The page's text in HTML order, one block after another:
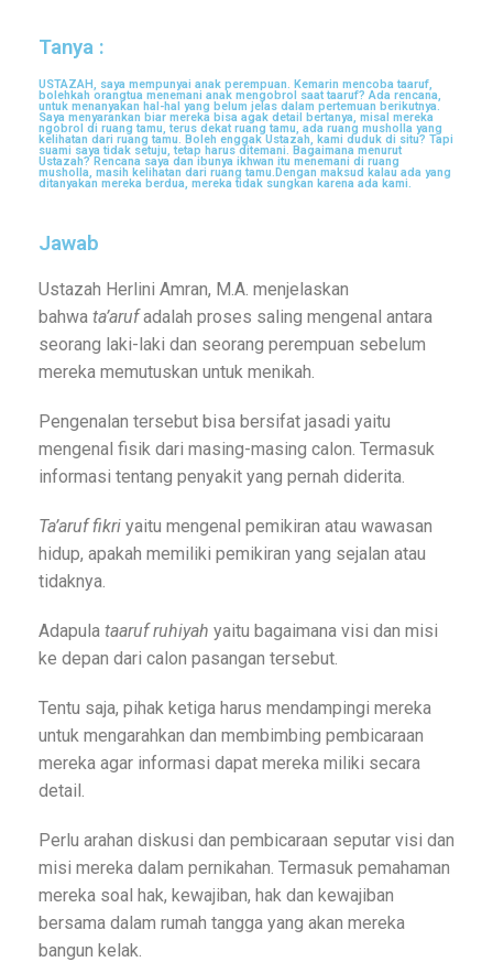
Tanya :
USTAZAH, saya mempunyai anak perempuan. Kemarin mencoba taaruf,
bolehkah orangtua menemani anak mengobrol saat taaruf? Ada rencana,
untuk menanyakan hal-hal yang belum jelas dalam pertemuan berikutnya.
Saya menyarankan biar mereka bisa agak detail bertanya, misal mereka
ngobrol di ruang tamu, terus dekat ruang tamu, ada ruang musholla yang
kelihatan dari ruang tamu. Boleh enggak Ustazah, kami duduk di situ? Tapi
suami saya tidak setuju, tetap harus ditemani. Bagaimana menurut
Ustazah? Rencana saya dan ibunya ikhwan itu menemani di ruang
musholla, masih kelihatan dari ruang tamu.Dengan maksud kalau ada yang
ditanyakan mereka berdua, mereka tidak sungkan karena ada kami.
Jawab
Ustazah Herlini Amran, M.A. menjelaskan
bahwa ta’arufadalah proses saling mengenal antara
seorang laki-laki dan seorang perempuan sebelum
mereka memutuskan untuk menikah.
Pengenalan tersebut bisa bersifat jasadi yaitu
mengenal fisik dari masing-masing calon. Termasuk
informasi tentang penyakit yang pernah diderita.
Ta’aruf fikri yaitu mengenal pemikiran atau wawasan
hidup, apakah memiliki pemikiran yang sejalan atau
tidaknya.
Adapula taaruf ruhiyah yaitu bagaimana visi dan misi
ke depan dari calon pasangan tersebut.
Tentu saja, pihak ketiga harus mendampingi mereka
untuk mengarahkan dan membimbing pembicaraan
mereka agar informasi dapat mereka miliki secara
detail.
Perlu arahan diskusi dan pembicaraan seputar visi dan
misi mereka dalam pernikahan. Termasuk pemahaman
mereka soal hak, kewajiban, hak dan kewajiban
bersama dalam rumah tangga yang akan mereka
bangun kelak.